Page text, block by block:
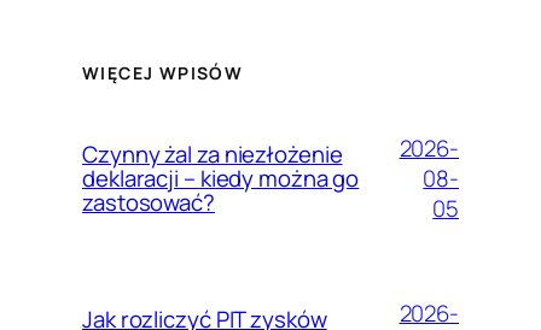
WIĘCEJ WPISÓW
Czynny żal za niezłożenie
deklaracji – kiedy można go
zastosować?
2026-
08-
05
Jak rozliczyć PIT zysków
2026-